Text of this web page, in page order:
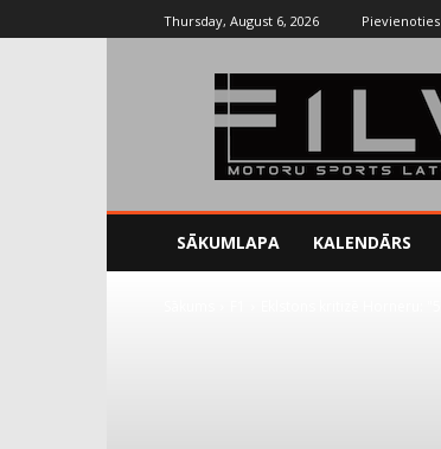
Thursday, August 6, 2026 Pievienoties
SĀKUMLAPA KALENDĀRS